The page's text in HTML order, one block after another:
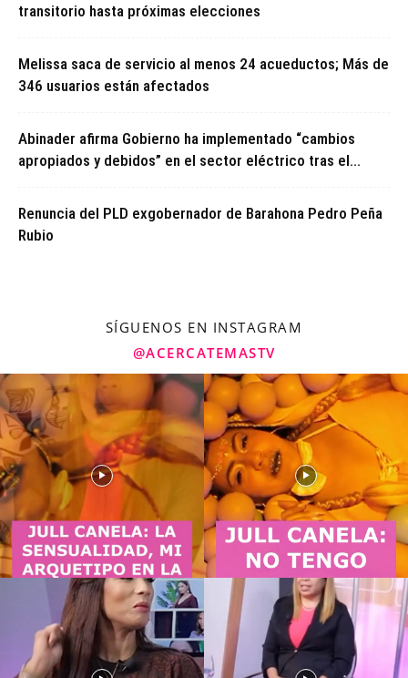
transitorio hasta próximas elecciones
Melissa saca de servicio al menos 24 acueductos; Más de
346 usuarios están afectados
Abinader afirma Gobierno ha implementado “cambios
apropiados y debidos” en el sector eléctrico tras el...
Renuncia del PLD exgobernador de Barahona Pedro Peña
Rubio
SÍGUENOS EN INSTAGRAM
@ACERCATEMASTV